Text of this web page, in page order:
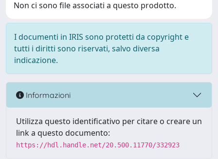
Non ci sono file associati a questo prodotto.
I documenti in IRIS sono protetti da copyright e
tutti i diritti sono riservati, salvo diversa
indicazione.
Informazioni
Utilizza questo identificativo per citare o creare un
link a questo documento:
https://hdl.handle.net/20.500.11770/332923